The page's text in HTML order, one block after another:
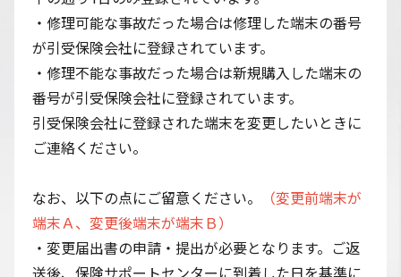
・修理可能な事故だった場合は修理した端末の番号
が引受保険会社に登録されています。
・修理不能な事故だった場合は新規購入した端末の
番号が引受保険会社に登録されています。
引受保険会社に登録された端末を変更したいときに
ご連絡ください。
なお、以下の点にご留意ください。
（変更前端末が
端末Ａ、変更後端末が端末Ｂ）
・変更届出書の申請・提出が必要となります。ご返